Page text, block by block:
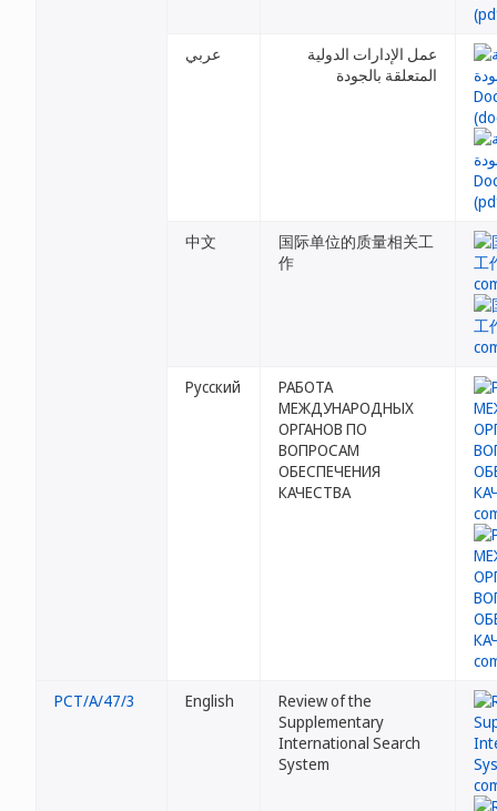
عربي
عمل الإدارات الدولية
المتعلقة بالجودة
中文
国际单位的质量相关工
作
Русский
РАБОТА
МЕЖДУНАРОДНЫХ
ОРГАНОВ ПО
ВОПРОСАМ
ОБЕСПЕЧЕНИЯ
КАЧЕСТВА
PCT/A/47/3 English
Review of the
Supplementary
International Search
System